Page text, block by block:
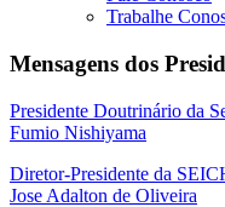
Trabalhe
Mensagens dos
Presidente Doutrinário da
Fumio Nishiyama
Diretor-Presidente da
Jose Adalton de Oliveira